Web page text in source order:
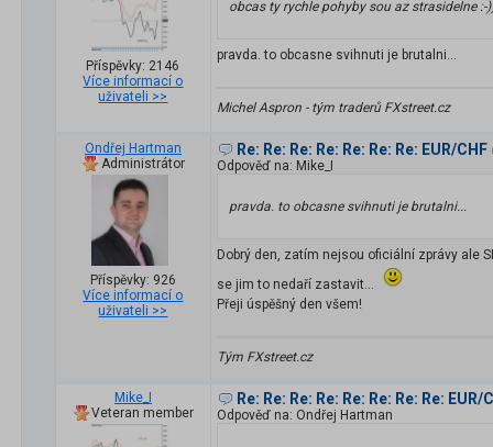
Příspěvky: 2146
Více informací o
uživateli >>
obcas ty rychle pohyby sou az strasidelne :-
pravda. to obcasne svihnuti je brutalni...
Michel Aspron - tým traderů FXstreet.cz
Ondřej Hartman
Administrátor
Příspěvky: 926
Více informací o
uživateli >>
Re: Re: Re: Re: Re: Re: Re: EUR/CHF
Odpověď na: Mike_I
pravda. to obcasne svihnuti je brutalni...
Dobrý den, zatím nejsou oficiální zprávy ale
se jim to nedaří zastavit...
Přeji úspěšný den všem!
Tým FXstreet.cz
Mike_I
Veteran member
Re: Re: Re: Re: Re: Re: Re: Re: EUR/
Odpověď na: Ondřej Hartman